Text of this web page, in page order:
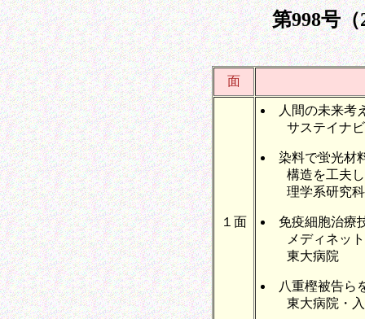
第998号
面
１面
人間の未来考
サステイナビ
染料で蛍光材
構造を工夫し
理学系研究科
免疫細胞治療
メディネット
東大病院
八重樫被告ら
東大病院・入